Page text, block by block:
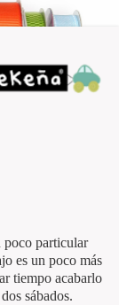
poco particular
es un poco más
tiempo acabarlo
sábados.